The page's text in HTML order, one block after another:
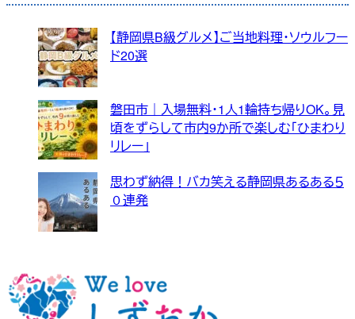
【静岡県B級グルメ】ご当地料理・ソウルフー
ド20選
磐田市｜入場無料・1人1輪持ち帰りOK。見
頃をずらして市内9か所で楽しむ「ひまわり
リレー」
思わず納得！バカ笑える静岡県あるある５
０連発